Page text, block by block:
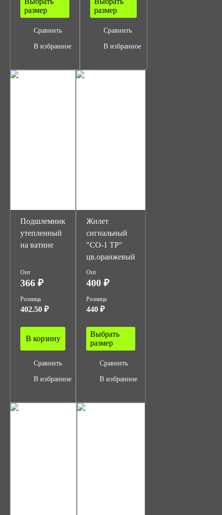
размер
Сравнить
В избранное
размер
Сравнить
В избранное
Подшлемник
утепленный
на ватине
Опт
366 ₽
Розница
402.50 ₽
В корзину
Сравнить
В избранное
Жилет
сигнальный
"СО-1 ТР"
цв.оранжевый
Опт
400 ₽
Розница
440 ₽
Выбрать
размер
Сравнить
В избранное